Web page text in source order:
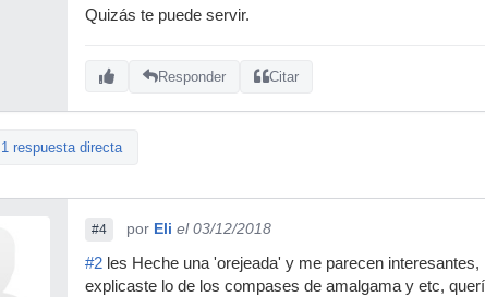
Quizás te puede servir.
Responder Citar
1 respuesta directa
#4 por Eli el 03/12/2018
#2 les Heche una 'orejeada' y me parecen
explicaste lo de los compases de amalgama y etc,